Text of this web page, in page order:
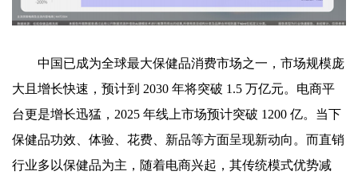
中国已成为全球最大保健品消费市场之一，市场规模庞
大且增长快速，预计到 2030 年将突破 1.5 万亿元。电商平
台更是增长迅猛，2025 年线上市场预计突破 1200 亿。当下
保健品功效、体验、花费、新品等方面呈现新动向。而直销
行业多以保健品为主，随着电商兴起，其传统模式优势减